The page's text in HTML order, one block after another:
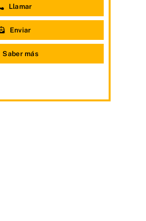
Llamar
Enviar
Saber más